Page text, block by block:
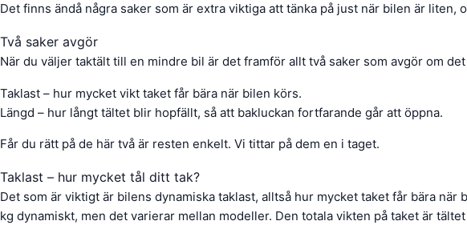
Det finns ändå några saker som är extra viktiga att tänka på just när bilen är liten,
Två saker avgör
När du väljer taktält till en mindre bil är det framför allt två saker som avgör om
Taklast – hur mycket vikt taket får bära när bilen körs.
Längd – hur långt tältet blir hopfällt, så att bakluckan fortfarande går att öppna.
Får du rätt på de här två är resten enkelt. Vi tittar på dem en i taget.
Taklast – hur mycket tål ditt tak?
Det som är viktigt är bilens dynamiska taklast, alltså hur mycket taket får bära
kg dynamiskt, men det varierar mellan modeller. Den totala vikten på taket är